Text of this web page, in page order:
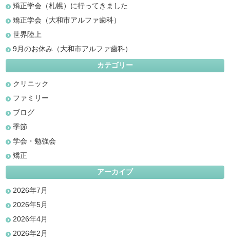
矯正学会（札幌）に行ってきました
矯正学会（大和市アルファ歯科）
世界陸上
9月のお休み（大和市アルファ歯科）
カテゴリー
クリニック
ファミリー
ブログ
季節
学会・勉強会
矯正
アーカイブ
2026年7月
2026年5月
2026年4月
2026年2月